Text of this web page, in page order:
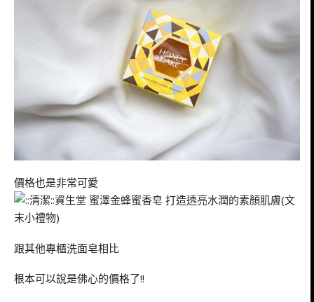
價格也是非常可愛
跟其他專櫃洗面皂相比
根本可以說是佛心的價格了!!